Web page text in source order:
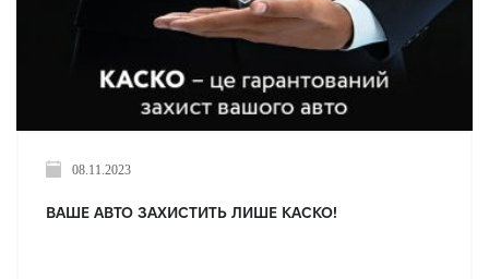
08.11.2023
ВАШЕ АВТО ЗАХИСТИТЬ ЛИШЕ КАСКО!